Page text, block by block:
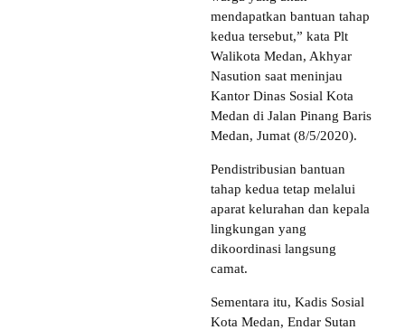
mendapatkan bantuan tahap
kedua tersebut,” kata Plt
Walikota Medan, Akhyar
Nasution saat meninjau
Kantor Dinas Sosial Kota
Medan di Jalan Pinang Baris
Medan, Jumat (8/5/2020).
Pendistribusian bantuan
tahap kedua tetap melalui
aparat kelurahan dan kepala
lingkungan yang
dikoordinasi langsung
camat.
Sementara itu, Kadis Sosial
Kota Medan, Endar Sutan